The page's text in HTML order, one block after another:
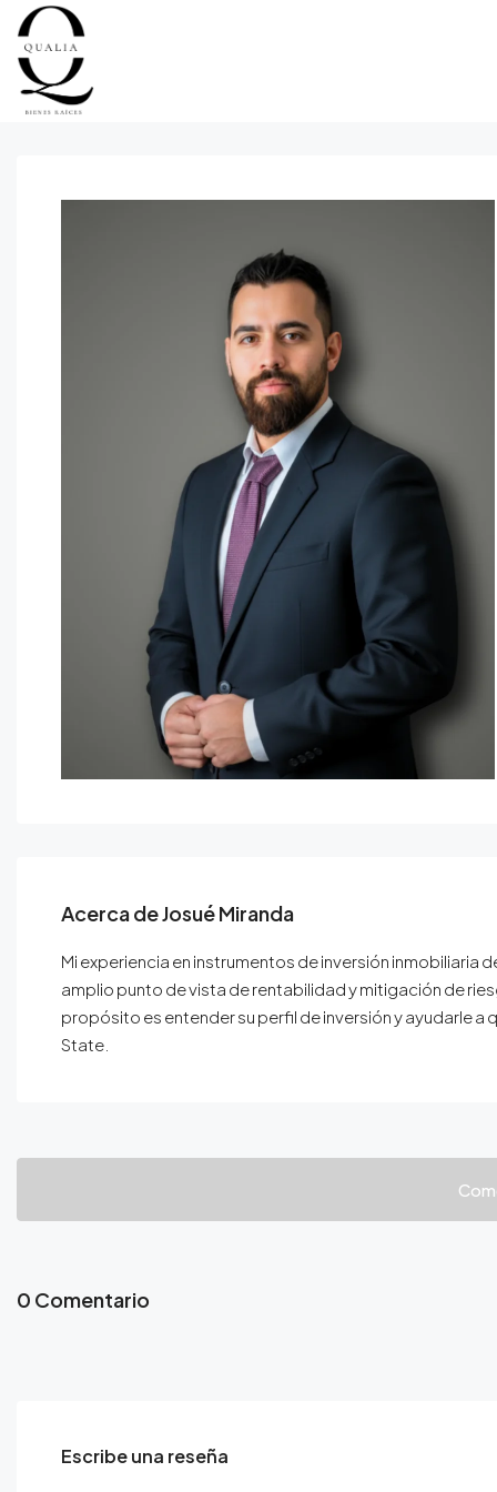
Acerca de Josué Miranda
Mi experiencia en instrumentos de inversión
amplio punto de vista de rentabilidad y mitigación de
propósito es entender su perfil de inversión y ayudarle
State.
0 Comentario
Escribe una reseña